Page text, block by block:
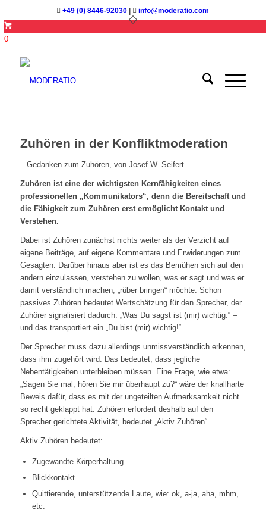
+49 (0) 8446-92030 info@moderatio.com
0
Zuhören in der Konfliktmoderation
– Gedanken zum Zuhören, von Josef W. Seifert
Zuhören ist eine der wichtigsten Kernfähigkeiten eines
professionellen „Kommunikators“, denn die Bereitschaft und
die Fähigkeit zum Zuhören erst ermöglicht Kontakt und
Verstehen.
Dabei ist Zuhören zunächst nichts weiter als der Verzicht auf
eigene Beiträge, auf eigene Kommentare und Erwiderungen zum
Gesagten. Darüber hinaus aber ist es das Bemühen sich auf den
andern einzulassen, verstehen zu wollen, was er sagt und was er
damit verständlich machen, „rüber bringen“ möchte. Schon
passives Zuhören bedeutet Wertschätzung für den Sprecher, der
Zuhörer signalisiert dadurch: „Was Du sagst ist (mir) wichtig.“ –
und das transportiert ein „Du bist (mir) wichtig!“
Der Sprecher muss dazu allerdings unmissverständlich erkennen,
dass ihm zugehört wird. Das bedeutet, dass jegliche
Nebentätigkeiten unterbleiben müssen. Eine Frage, wie etwa:
„Sagen Sie mal, hören Sie mir überhaupt zu?“ wäre der knallharte
Beweis dafür, dass es mit der ungeteilten Aufmerksamkeit nicht
so recht geklappt hat. Zuhören erfordert deshalb auf den
Sprecher gerichtete Aktivität, bedeutet „Aktiv Zuhören“.
Aktiv Zuhören bedeutet:
Zugewandte Körperhaltung
Blickkontakt
Quittierende, unterstützende Laute, wie: ok, a-ja, aha, mhm,
etc.